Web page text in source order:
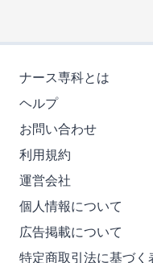
ナース専科とは
ヘルプ
お問い合わせ
利用規約
運営会社
個人情報について
広告掲載について
特定商取引法に基づく